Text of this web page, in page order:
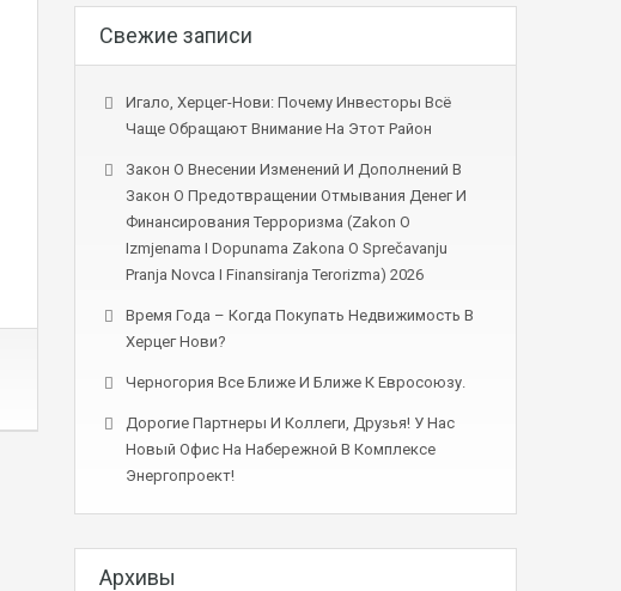
Свежие записи
Игало, Херцег-Нови: Почему Инвесторы Всё
Чаще Обращают Внимание На Этот Район
Закон О Внесении Изменений И Дополнений В
Закон О Предотвращении Отмывания Денег И
Финансирования Терроризма (Zakon O
Izmjenama I Dopunama Zakona O Sprečavanju
Pranja Novca I Finansiranja Terorizma) 2026
Время Года – Когда Покупать Недвижимость В
Херцег Нови?
Черногория Все Ближе И Ближе К Евросоюзу.
Дорогие Партнеры И Коллеги, Друзья! У Нас
Новый Офис На Набережной В Комплексе
Энергопроект!
Архивы